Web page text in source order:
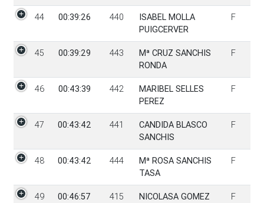
44 00:39:26 440
ISABEL MOLLA
PUIGCERVER
F
45 00:39:29 443
Mª CRUZ SANCHIS
RONDA
F
46 00:43:39 442
MARIBEL SELLES
PEREZ
F
47 00:43:42 441
CANDIDA BLASCO
SANCHIS
F
48 00:43:42 444
Mª ROSA SANCHIS
TASA
F
49 00:46:57 415
NICOLASA GOMEZ
F